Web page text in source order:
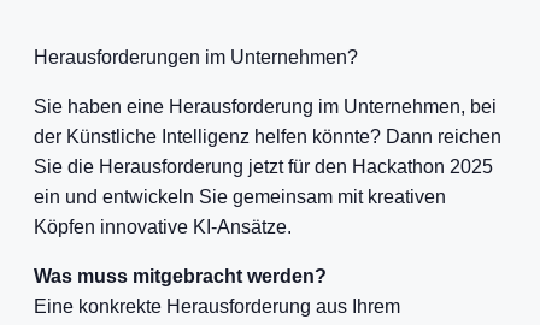
Herausforderungen im Unternehmen?
Sie haben eine Herausforderung im Unternehmen, bei
der Künstliche Intelligenz helfen könnte? Dann reichen
Sie die Herausforderung jetzt für den Hackathon 2025
ein und entwickeln Sie gemeinsam mit kreativen
Köpfen innovative KI-Ansätze.
Was muss mitgebracht werden?
Eine konkrekte Herausforderung aus Ihrem